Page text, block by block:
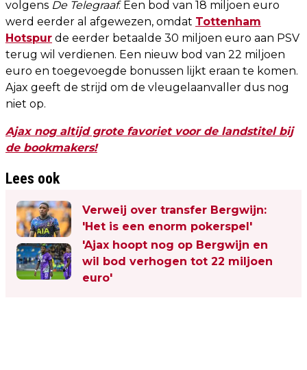
volgens De Telegraaf. Een bod van 18 miljoen euro
werd eerder al afgewezen, omdat Tottenham
Hotspur de eerder betaalde 30 miljoen euro aan PSV
terug wil verdienen. Een nieuw bod van 22 miljoen
euro en toegevoegde bonussen lijkt eraan te komen.
Ajax geeft de strijd om de vleugelaanvaller dus nog
niet op.
Ajax nog altijd grote favoriet voor de landstitel bij
de bookmakers!
Lees ook
Verweij over transfer Bergwijn:
'Het is een enorm pokerspel'
'Ajax hoopt nog op Bergwijn en
wil bod verhogen tot 22 miljoen
euro'